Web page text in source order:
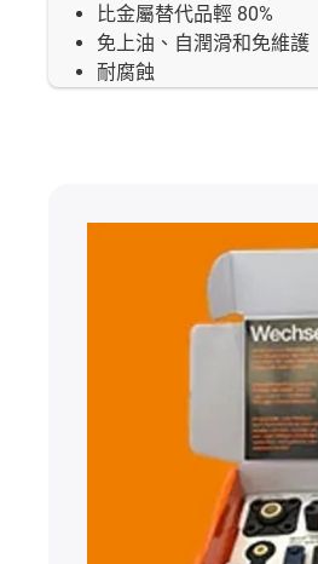
比金屬替代品輕 80%
免上油、自潤滑和免維護
耐腐蝕